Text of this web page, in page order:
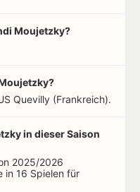
Moujetzky?
Quevilly (Frankreich).
in dieser Saison
2025/2026
in 16 Spielen für